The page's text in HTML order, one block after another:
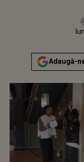
luni, 23 februarie 2026
Adaugă-